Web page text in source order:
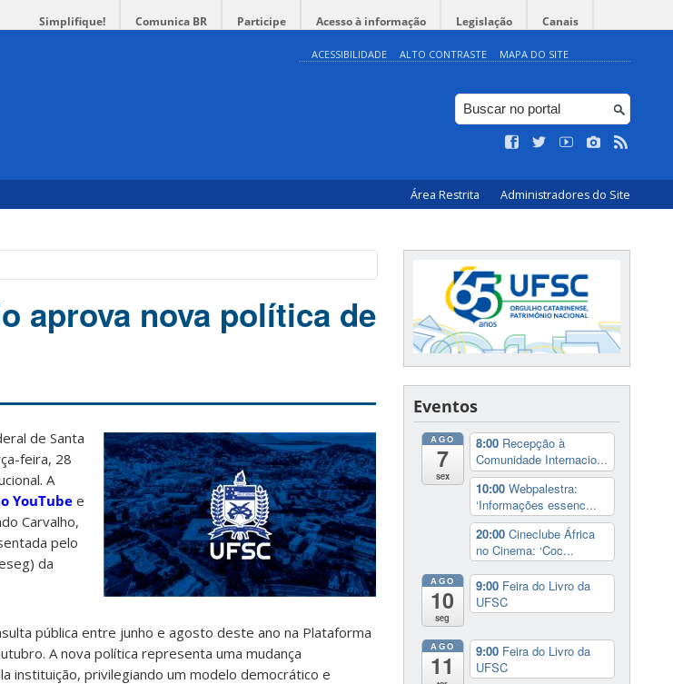
Simplifique! Comunica BR Participe Acesso à informação Legislação Canais
ACESSIBILIDADE ALTO CONTRASTE MAPA DO SITE
Área Restrita Administradores do Site
aprova nova política de
de Santa
feira, 28
A
YouTubee
Carvalho,
pelo
da
pública entre junho e agosto deste ano na Plataforma
A nova política representa uma mudança
instituição, privilegiando um modelo democrático e
Eventos
AGO
7
sex
8:00 Recepção à
Comunidade Internacio...
10:00 Webpalestra:
‘Informações essenc...
20:00 Cineclube África
no Cinema: ‘Coc...
AGO
10
seg
9:00 Feira do Livro da
UFSC
AGO
11
9:00 Feira do Livro da
UFSC